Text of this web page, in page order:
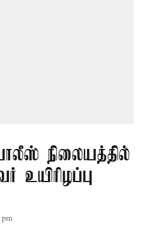
நிலையத்தில்
உயிரிழப்பு